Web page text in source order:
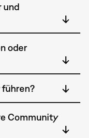
und
oder
Community